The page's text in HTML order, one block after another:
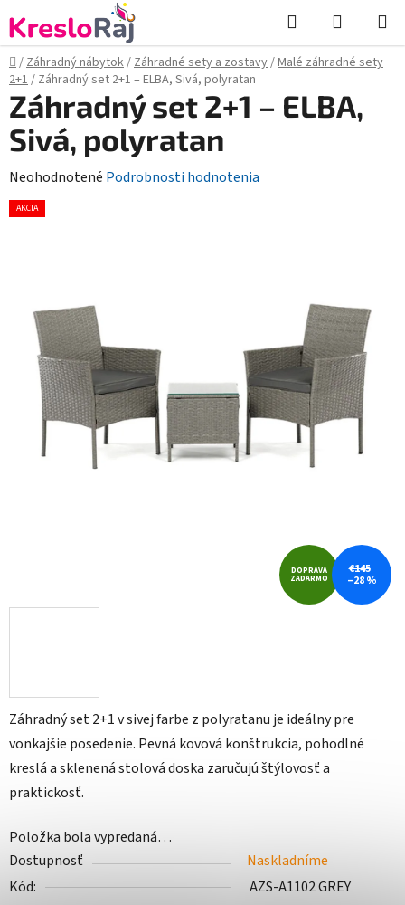
na
obsah
Hľadať
KOŠÍK
Domov
/Záhradný nábytok/Záhradné sety a zostavy/Malé záhradné sety
2+1/ Záhradný set 2+1 – ELBA, Sivá, polyratan
Záhradný set 2+1 v sivej farbe z polyratanu je ideálny pre
vonkajšie posedenie. Pevná kovová konštrukcia, pohodlné
kreslá a sklenená stolová doska zaručujú štýlovosť a
praktickosť.
Položka bola vypredaná…
Dostupnosť
Naskladníme
Kód:
AZS-A1102 GREY
Záhradný set 2+1 – ELBA,
Sivá, polyratan
Priemerné
hodnotenie
hviezdičiek.
Neohodnotené Podrobnosti hodnotenia
AKCIA
DOPRAVA
ZADARMO
€145
–28 %